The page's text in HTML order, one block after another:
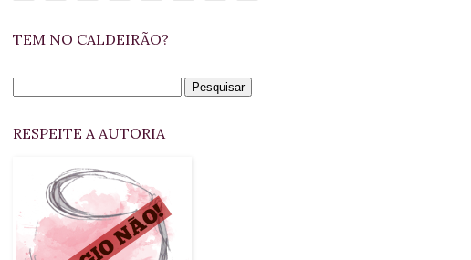
TEM NO CALDEIRÃO?
RESPEITE A AUTORIA